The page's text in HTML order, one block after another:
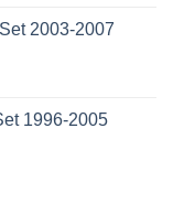
2003-2007
1996-2005